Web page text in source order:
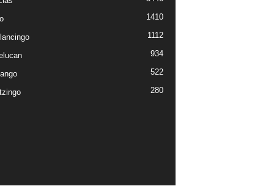
1410
1112
934
522
280